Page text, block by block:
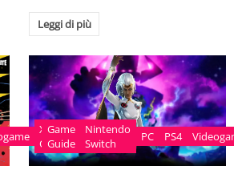
Leggi di più
Xbox
One
Game
Guide
Nintendo
Switch
PC PS4